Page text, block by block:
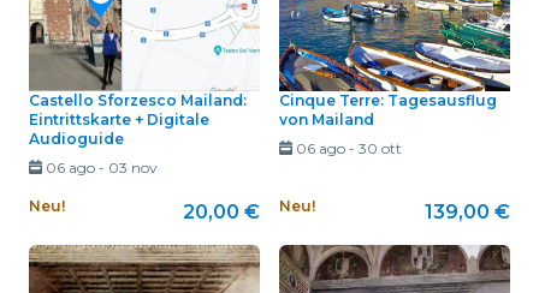
Castello Sforzesco Mailand:
Eintrittskarte + Digitale
Audioguide
06 ago- 03 nov
Neu! 20,00 €
Cinque Terre: Tagesausflug
von Mailand
06 ago- 30 ott
Neu! 139,00 €